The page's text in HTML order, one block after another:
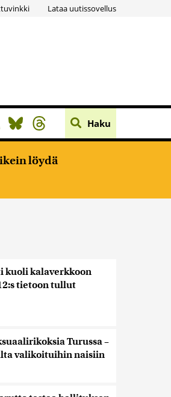
Lataa uutissovellus
Haku
löydä
kuoli kalaverkkoon
tietoon tullut
Turussa –
valikoituihin naisiin